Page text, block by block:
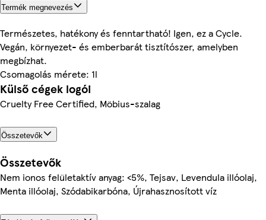
Termék megnevezés
Természetes, hatékony és fenntartható! Igen, ez a Cycle.
Vegán, környezet- és emberbarát tisztítószer, amelyben
megbízhat.
Csomagolás mérete: 1l
Külső cégek logói
Cruelty Free Certified, Möbius-szalag
Összetevők
Összetevők
Nem ionos felületaktív anyag: <5%, Tejsav, Levendula illóolaj,
Menta illóolaj, Szódabikarbóna, Újrahasznosított víz